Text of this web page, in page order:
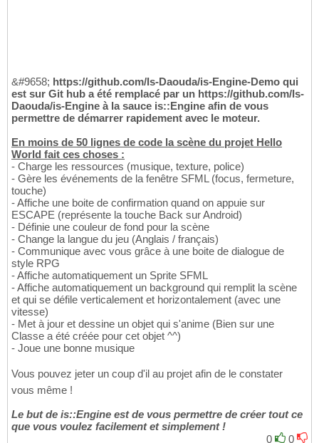
&#9658; https://github.com/Is-Daouda/is-Engine-Demo qui
est sur Git hub a été remplacé par un https://github.com/Is-
Daouda/is-Engine à la sauce is::Engine afin de vous
permettre de démarrer rapidement avec le moteur.
En moins de 50 lignes de code la scène du projet Hello
World fait ces choses :
- Charge les ressources (musique, texture, police)
- Gère les événements de la fenêtre SFML (focus, fermeture,
touche)
- Affiche une boite de confirmation quand on appuie sur
ESCAPE (représente la touche Back sur Android)
- Définie une couleur de fond pour la scène
- Change la langue du jeu (Anglais / français)
- Communique avec vous grâce à une boite de dialogue de
style RPG
- Affiche automatiquement un Sprite SFML
- Affiche automatiquement un background qui remplit la scène
et qui se défile verticalement et horizontalement (avec une
vitesse)
- Met à jour et dessine un objet qui s'anime (Bien sur une
Classe a été créée pour cet objet ^^)
- Joue une bonne musique
Vous pouvez jeter un coup d'il au projet afin de le constater
vous même !
Le but de is::Engine est de vous permettre de créer tout ce
que vous voulez facilement et simplement !
0
0